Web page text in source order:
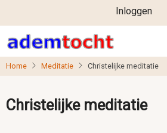
naar
de
inhoud
User
account
menu
Inloggen
Home Meditatie Christelijke meditatie
Christelijke meditatie